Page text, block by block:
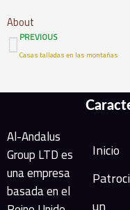
About
Prev
PREVIOUS
Casas talladas en las montañas
Al-Andalus
Group LTD es
una empresa
basada en el
Inicio